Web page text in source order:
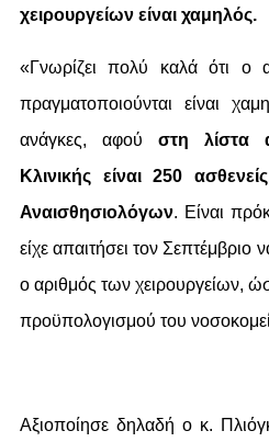
χειρουργείων είναι χαμηλός.
«Γνωρίζει πολύ καλά ότι ο
πραγματοποιούνται είναι
ανάγκες, αφού στη λίστα
Κλινικής είναι 250
Αναισθησιολόγων. Είναι
είχε απαιτήσει τον Σεπτέμβριο
ο αριθμός των χειρουργείων,
προϋπολογισμού του
Αξιοποίησε δηλαδή ο κ.